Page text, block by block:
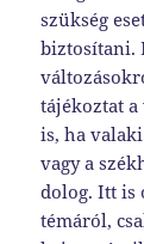
szükség
biztosítani.
tájékoztat
is, ha
vagy a
dolog. Itt is
témáról,